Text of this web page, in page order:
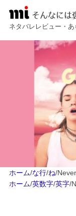
そんなには
ネタバレレビュー・
ホーム/な行/ね/
ホーム/英数字/英字/